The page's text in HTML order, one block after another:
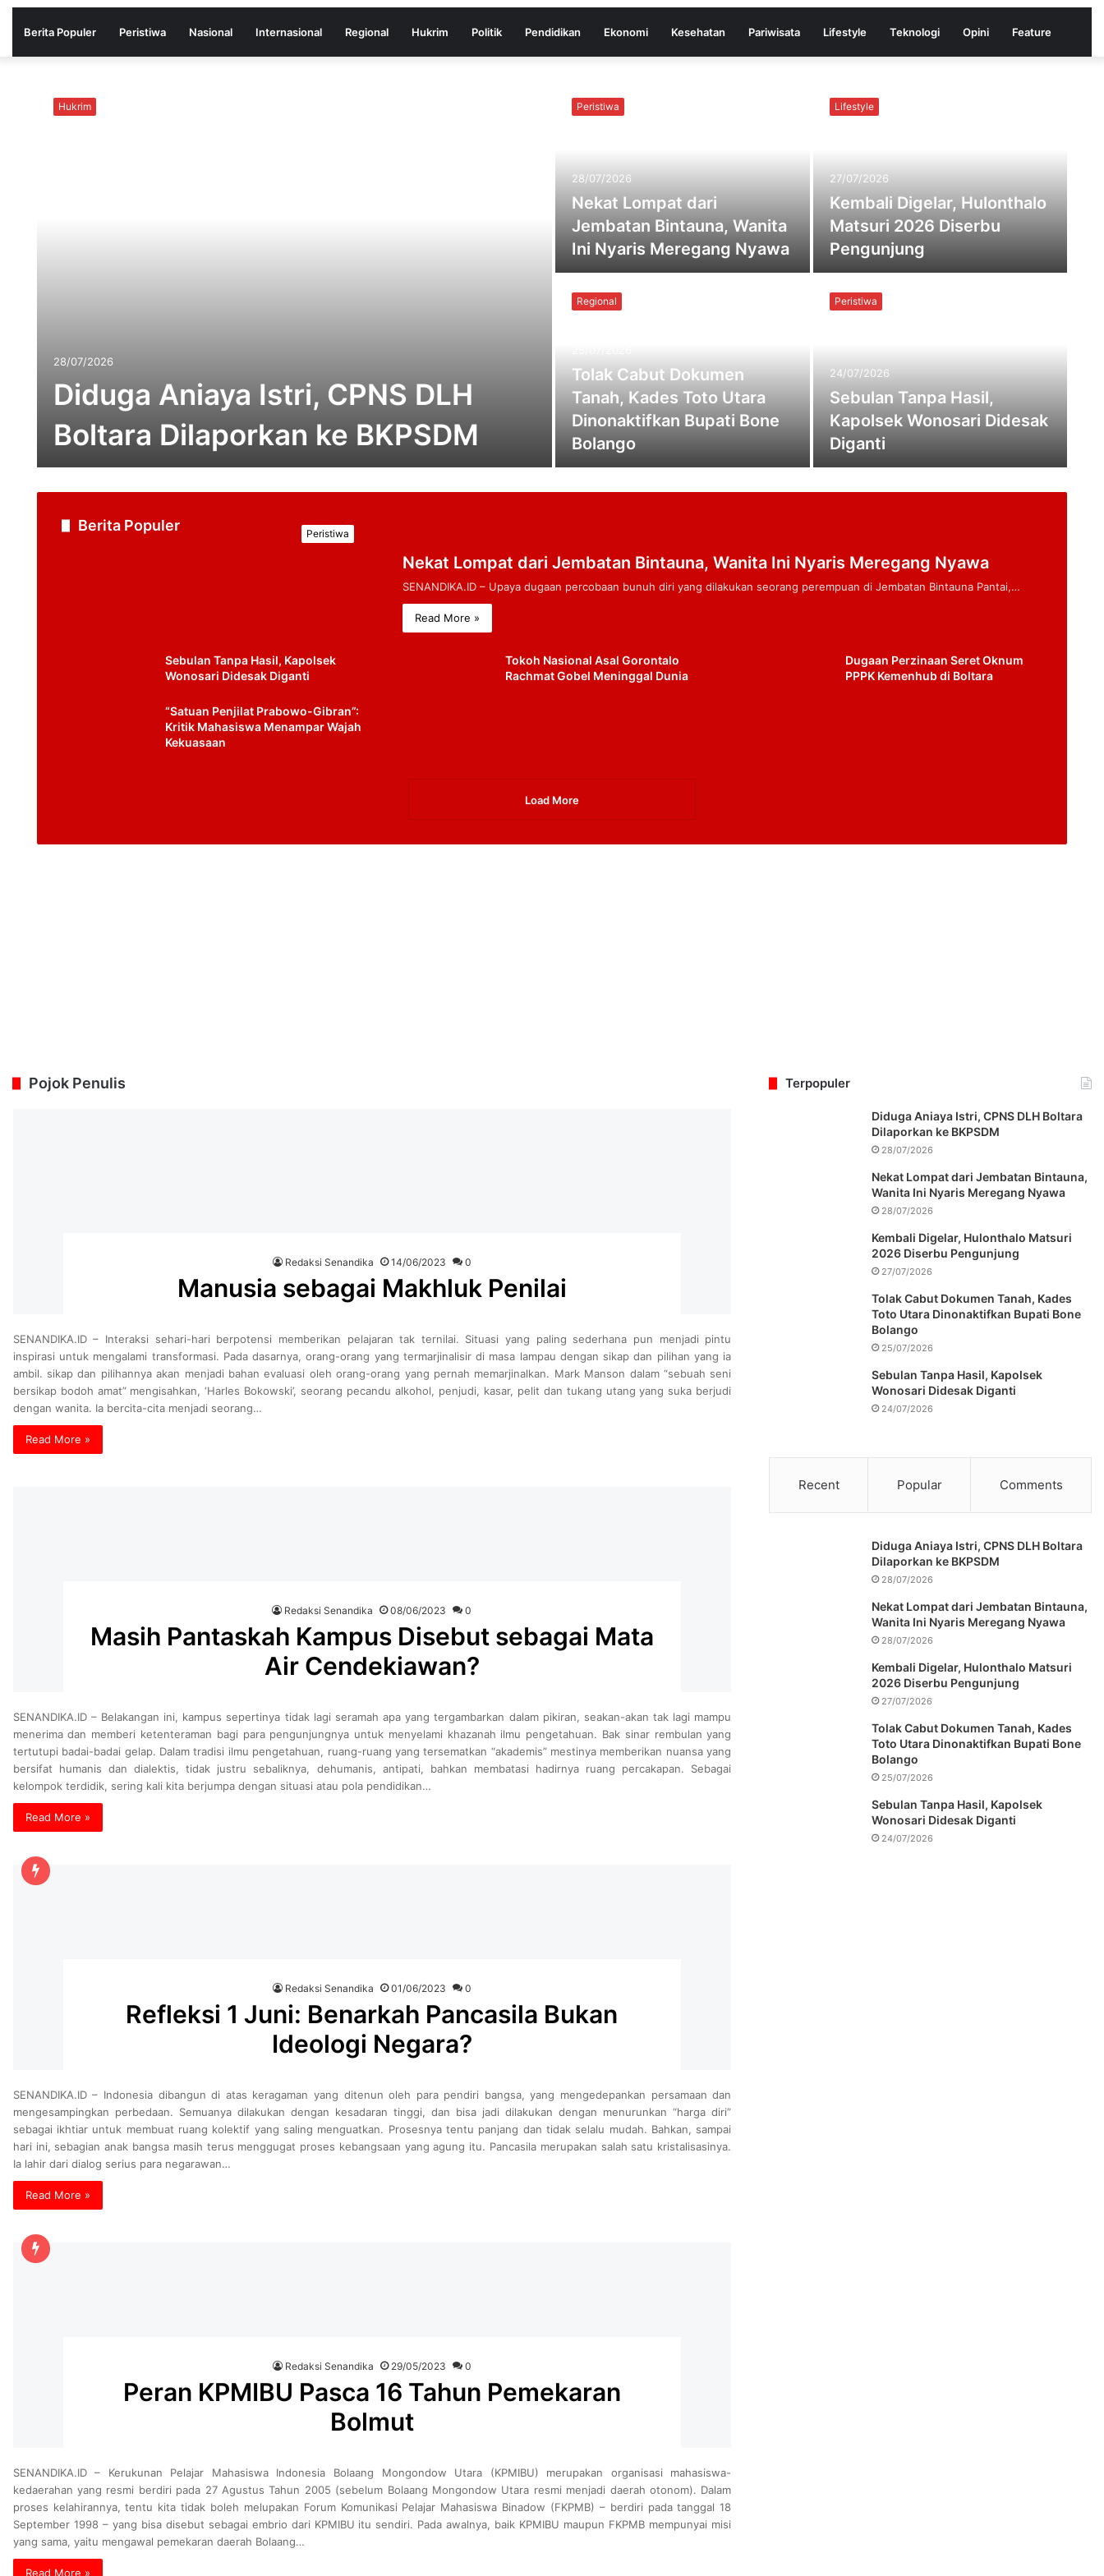
Berita Populer Peristiwa Nasional Internasional Regional Hukrim Politik Pendidikan Ekonomi Kesehatan Pariwisata Lifestyle Teknologi Opini Feature
Hukrim
28/07/2026
Diduga Aniaya Istri, CPNS DLH
Boltara Dilaporkan ke BKPSDM
Peristiwa
28/07/2026
Nekat Lompat dari
Jembatan Bintauna, Wanita
Ini Nyaris Meregang Nyawa
Lifestyle
27/07/2026
Kembali Digelar, Hulonthalo
Matsuri 2026 Diserbu
Pengunjung
Regional
Tolak Cabut Dokumen
Tanah, Kades Toto Utara
Dinonaktifkan Bupati Bone
Bolango
Peristiwa
24/07/2026
Sebulan Tanpa Hasil,
Kapolsek Wonosari Didesak
Diganti
Berita Populer Peristiwa
Nekat Lompat dari Jembatan Bintauna, Wanita Ini Nyaris Meregang Nyawa
SENANDIKA.ID – Upaya dugaan percobaan bunuh diri yang dilakukan seorang perempuan di Jembatan Bintauna Pantai,…
Read More »
Sebulan Tanpa Hasil, Kapolsek
Wonosari Didesak Diganti
Tokoh Nasional Asal Gorontalo
Rachmat Gobel Meninggal Dunia
Dugaan Perzinaan Seret Oknum
PPPK Kemenhub di Boltara
“Satuan Penjilat Prabowo-Gibran”:
Kritik Mahasiswa Menampar Wajah
Kekuasaan
Load More
Pojok Penulis
Redaksi Senandika 14/06/2023 0
Manusia sebagai Makhluk Penilai
SENANDIKA.ID – Interaksi sehari-hari berpotensi memberikan pelajaran tak ternilai. Situasi yang paling sederhana pun menjadi pintu
inspirasi untuk mengalami transformasi. Pada dasarnya, orang-orang yang termarjinalisir di masa lampau dengan sikap dan pilihan yang ia
ambil. sikap dan pilihannya akan menjadi bahan evaluasi oleh orang-orang yang pernah memarjinalkan. Mark Manson dalam “sebuah seni
bersikap bodoh amat” mengisahkan, ‘Harles Bokowski’, seorang pecandu alkohol, penjudi, kasar, pelit dan tukang utang yang suka berjudi
dengan wanita. Ia bercita-cita menjadi seorang…
Read More »
Redaksi Senandika 08/06/2023 0
Masih Pantaskah Kampus Disebut sebagai Mata
Air Cendekiawan?
SENANDIKA.ID – Belakangan ini, kampus sepertinya tidak lagi seramah apa yang tergambarkan dalam pikiran, seakan-akan tak lagi mampu
menerima dan memberi ketenteraman bagi para pengunjungnya untuk menyelami khazanah ilmu pengetahuan. Bak sinar rembulan yang
tertutupi badai-badai gelap. Dalam tradisi ilmu pengetahuan, ruang-ruang yang tersematkan “akademis” mestinya memberikan nuansa yang
bersifat humanis dan dialektis, tidak justru sebaliknya, dehumanis, antipati, bahkan membatasi hadirnya ruang percakapan. Sebagai
kelompok terdidik, sering kali kita berjumpa dengan situasi atau pola pendidikan…
Read More »
Redaksi Senandika 01/06/2023 0
Refleksi 1 Juni: Benarkah Pancasila Bukan
Ideologi Negara?
SENANDIKA.ID – Indonesia dibangun di atas keragaman yang ditenun oleh para pendiri bangsa, yang mengedepankan persamaan dan
mengesampingkan perbedaan. Semuanya dilakukan dengan kesadaran tinggi, dan bisa jadi dilakukan dengan menurunkan “harga diri”
sebagai ikhtiar untuk membuat ruang kolektif yang saling menguatkan. Prosesnya tentu panjang dan tidak selalu mudah. Bahkan, sampai
hari ini, sebagian anak bangsa masih terus menggugat proses kebangsaan yang agung itu. Pancasila merupakan salah satu kristalisasinya.
Ia lahir dari dialog serius para negarawan…
Read More »
Redaksi Senandika 29/05/2023 0
Peran KPMIBU Pasca 16 Tahun Pemekaran
Bolmut
SENANDIKA.ID – Kerukunan Pelajar Mahasiswa Indonesia Bolaang Mongondow Utara (KPMIBU) merupakan organisasi mahasiswa-
kedaerahan yang resmi berdiri pada 27 Agustus Tahun 2005 (sebelum Bolaang Mongondow Utara resmi menjadi daerah otonom). Dalam
proses kelahirannya, tentu kita tidak boleh melupakan Forum Komunikasi Pelajar Mahasiswa Binadow (FKPMB) – berdiri pada tanggal 18
September 1998 – yang bisa disebut sebagai embrio dari KPMIBU itu sendiri. Pada awalnya, baik KPMIBU maupun FKPMB mempunyai misi
yang sama, yaitu mengawal pemekaran daerah Bolaang…
Read More »
Terpopuler
Diduga Aniaya Istri, CPNS DLH Boltara
Dilaporkan ke BKPSDM
28/07/2026
Nekat Lompat dari Jembatan Bintauna,
Wanita Ini Nyaris Meregang Nyawa
28/07/2026
Kembali Digelar, Hulonthalo Matsuri
2026 Diserbu Pengunjung
27/07/2026
Tolak Cabut Dokumen Tanah, Kades
Toto Utara Dinonaktifkan Bupati Bone
Bolango
25/07/2026
Sebulan Tanpa Hasil, Kapolsek
Wonosari Didesak Diganti
24/07/2026
Recent Popular Comments
Diduga Aniaya Istri, CPNS DLH Boltara
Dilaporkan ke BKPSDM
28/07/2026
Nekat Lompat dari Jembatan Bintauna,
Wanita Ini Nyaris Meregang Nyawa
28/07/2026
Kembali Digelar, Hulonthalo Matsuri
2026 Diserbu Pengunjung
27/07/2026
Tolak Cabut Dokumen Tanah, Kades
Toto Utara Dinonaktifkan Bupati Bone
Bolango
25/07/2026
Sebulan Tanpa Hasil, Kapolsek
Wonosari Didesak Diganti
24/07/2026